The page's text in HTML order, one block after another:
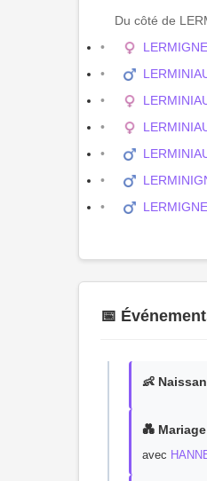
Du côté de
📅
👶
💑 Mariage
avec